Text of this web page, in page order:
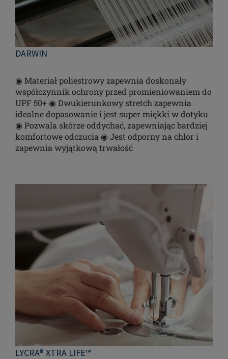
DARWIN
◉ Materiał poliestrowy zapewnia doskonały
współczynnik ochrony przed promieniowaniem do
UPF 50+ ◉ Dwukierunkowy stretch zapewnia
idealne dopasowanie i jest super miękki w dotyku
◉ Pozwala skórze oddychać, zapewniając bardziej
komfortowe odczucia ◉ Jest odporny na chlor i
zapewnia wyjątkową trwałość
LYCRA® XTRA LIFE™